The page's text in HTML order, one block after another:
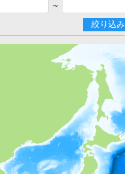
~
絞り込み